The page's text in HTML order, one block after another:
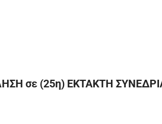
σε (25η) ΕΚΤΑΚΤΗ